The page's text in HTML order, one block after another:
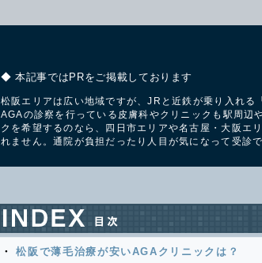
◆ 本記事ではPRをご掲載しております
松阪エリアは広い地域ですが、JRと近鉄が乗り入れる
AGAの診察を行っている皮膚科やクリニックも駅周辺
クを希望するのなら、四日市エリアや名古屋・大阪エ
れません。通院が負担だったり人目が気になって受診
松阪で薄毛治療が安いAGAクリニックは？